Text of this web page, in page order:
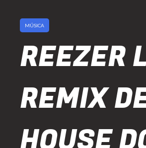
MÚSICA
REEZER
REMIX